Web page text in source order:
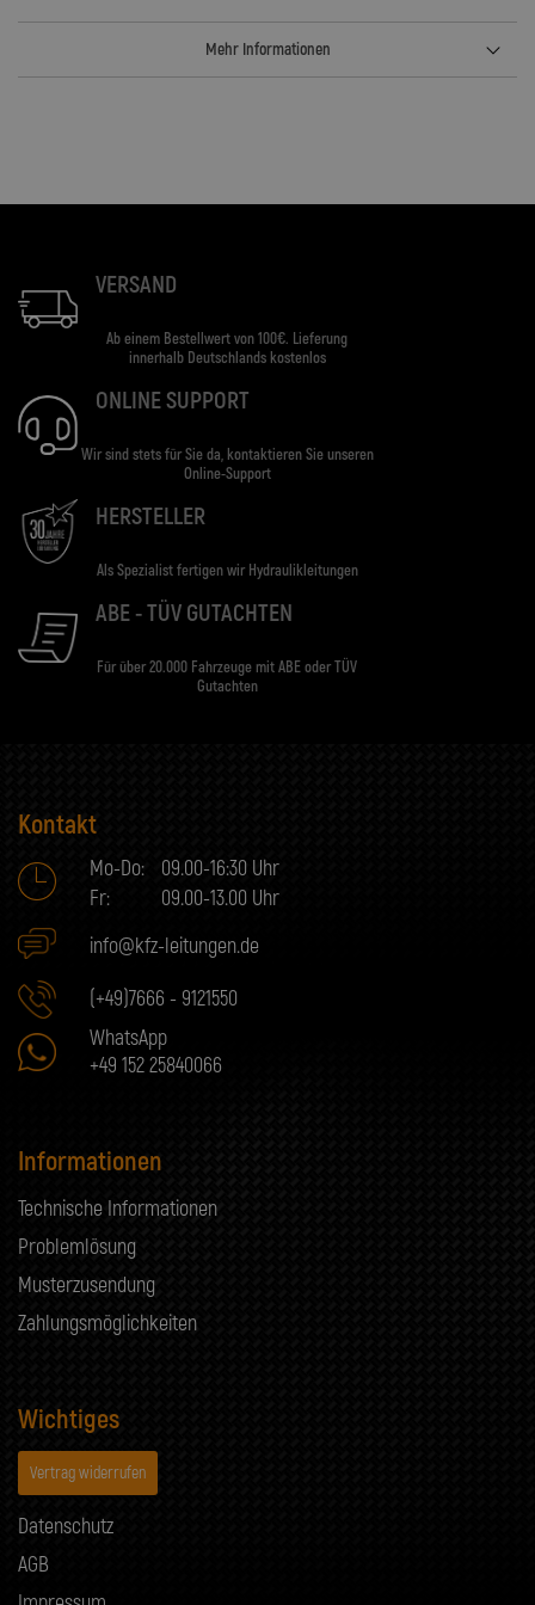
Mehr Informationen
VERSAND
Ab einem Bestellwert von 100€. Lieferung
innerhalb Deutschlands kostenlos
ONLINE SUPPORT
Wir sind stets für Sie da, kontaktieren Sie unseren
Online-Support
HERSTELLER
Als Spezialist fertigen wir Hydraulikleitungen
ABE - TÜV GUTACHTEN
Für über 20.000 Fahrzeuge mit ABE oder TÜV
Gutachten
Kontakt
Mo-Do:
09.00-16:30 Uhr
Fr:
09.00-13.00 Uhr
info@kfz-leitungen.de
(+49)7666 - 9121550
WhatsApp
+49 152 25840066
Informationen
Technische Informationen
Problemlösung
Musterzusendung
Zahlungsmöglichkeiten
Wichtiges
Vertrag widerrufen
Datenschutz
AGB